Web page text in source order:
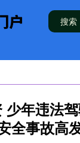
少年违法
全事故高